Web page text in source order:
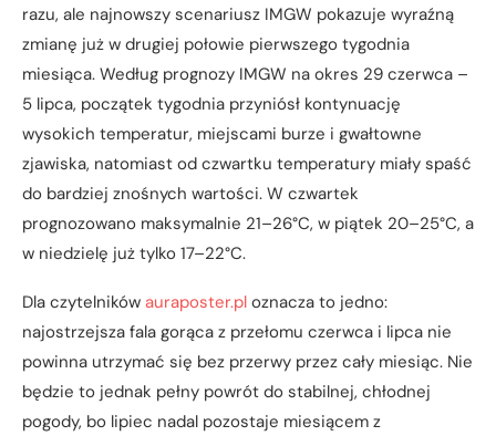
razu, ale najnowszy scenariusz IMGW pokazuje wyraźną
zmianę już w drugiej połowie pierwszego tygodnia
miesiąca. Według prognozy IMGW na okres 29 czerwca –
5 lipca, początek tygodnia przyniósł kontynuację
wysokich temperatur, miejscami burze i gwałtowne
zjawiska, natomiast od czwartku temperatury miały spaść
do bardziej znośnych wartości. W czwartek
prognozowano maksymalnie 21–26°C, w piątek 20–25°C, a
w niedzielę już tylko 17–22°C.
Dla czytelników auraposter.pl oznacza to jedno:
najostrzejsza fala gorąca z przełomu czerwca i lipca nie
powinna utrzymać się bez przerwy przez cały miesiąc. Nie
będzie to jednak pełny powrót do stabilnej, chłodnej
pogody, bo lipiec nadal pozostaje miesiącem z